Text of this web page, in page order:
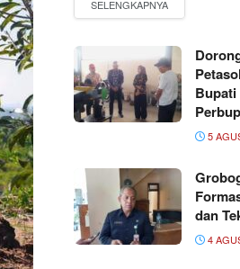
Bupati
Perbup
5
dan
4